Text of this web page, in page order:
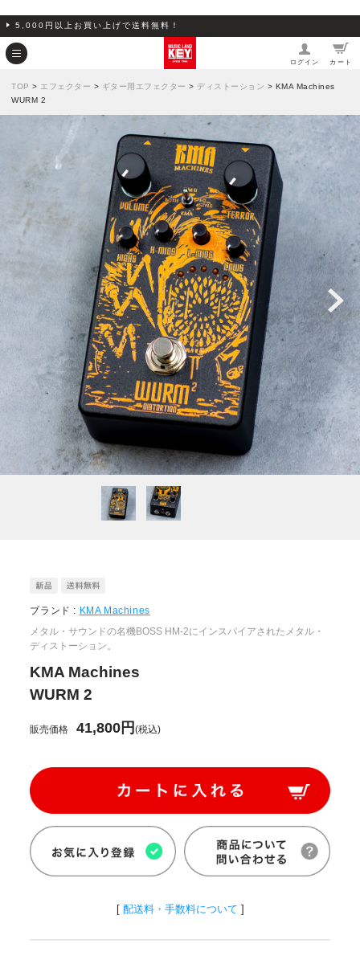
5,000円以上お買い上げで送料無料！
ログイン カート
TOP > エフェクター > ギター用エフェクター > ディストーション > KMA Machines
WURM 2
ブランド : KMA Machines
メタル・サウンドの名機BOSS HM-2にインスパイアされたメタル・
ディストーション。
KMA Machines
WURM 2
販売価格 41,800円(税込)
[ 配送料・手数料について ]